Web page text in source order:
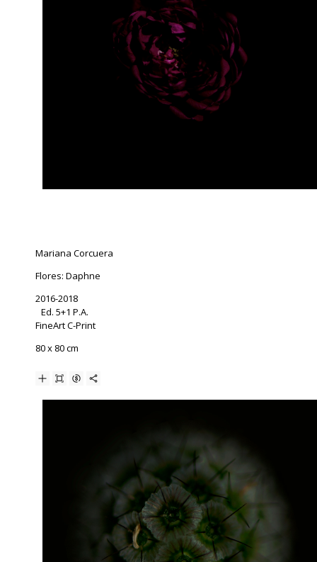
Mariana Corcuera
Flores: Daphne
2016-2018
Ed. 5+1 P.A.
FineArt C-Print
80 x 80 cm